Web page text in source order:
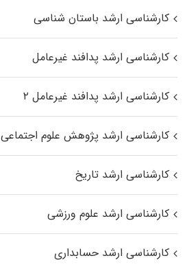
کارشناسی ارشد باستان شناسی
کارشناسی ارشد پدافند غیرعامل
کارشناسی ارشد پدافند غیرعامل ۲
کارشناسی ارشد پژوهش علوم اجتماعی
کارشناسی ارشد تاریخ
کارشناسی ارشد علوم ورزشی
کارشناسی ارشد حسابداری